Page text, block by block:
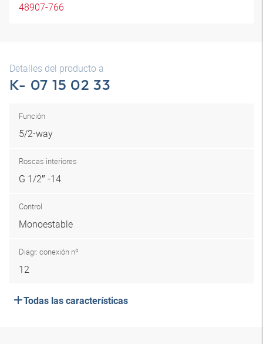
48907-766
Detalles del producto a
K- 07 15 02 33
Función
5/2-way
Roscas interiores
G 1/2″ -14
Control
Monoestable
Diagr. conexión nº
12
Todas las características